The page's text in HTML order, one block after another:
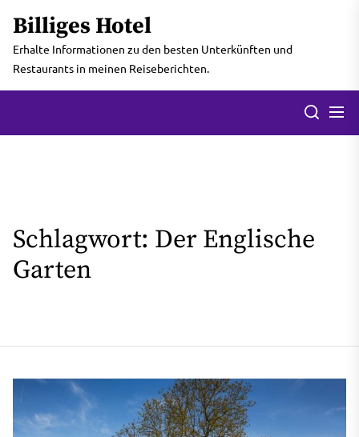
the
content
Billiges Hotel
Erhalte Informationen zu den besten Unterkünften und
Restaurants in meinen Reiseberichten.
Search
Schlagwort: Der Englische
Garten